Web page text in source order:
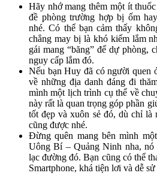
Hãy nhớ mang thêm một ít
đề phòng trường hợp bị ốm
nhé. Có thể bạn cảm thấy
chẳng may bị là khó kiếm lắm
gái mang “băng” để dự phòng,
nguy cấp lắm đó.
Nếu bạn Huy đã có người quen
về những địa danh đáng đi
mình một lịch trình cụ thể về
này rất là quan trọng góp phần
tốt đẹp và xuôn sẻ đó, dù chỉ
cũng được nhé.
Đừng quên mang bên mình
Uông Bí – Quảng Ninh nha, nó
lạc đường đó. Bạn cũng có thể
Smartphone, khá tiện lơi và dễ